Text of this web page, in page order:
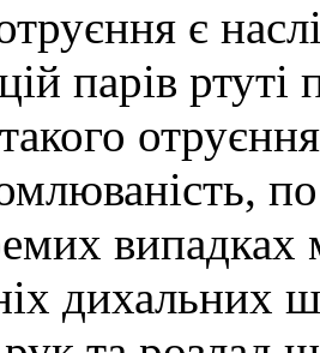
є
парів ртуті
випадках
дихальних